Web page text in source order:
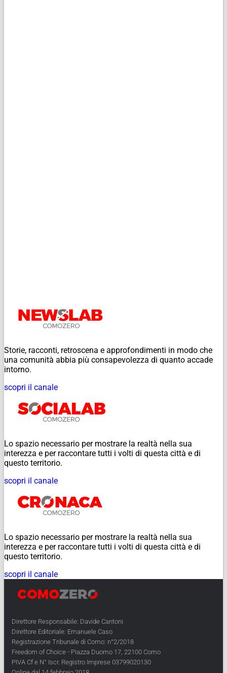
Storie, racconti, retroscena e approfondimenti in modo che
una comunità abbia più consapevolezza di quanto accade
intorno.
scopri il canale
Lo spazio necessario per mostrare la realtà nella sua
interezza e per raccontare tutti i volti di questa città e di
questo territorio.
scopri il canale
Lo spazio necessario per mostrare la realtà nella sua
interezza e per raccontare tutti i volti di questa città e di
questo territorio.
scopri il canale
Direttore Responsabile: Davide Cantoni
Direttore Editoriale: Emanuele Caso
Registrazione Tribunale di Como: n°2/2018
Freedom of Choice - Piazza Duomo 17, 22100 Como
PIVA Cf e N° Iscr. Registro Imprese 03799020130